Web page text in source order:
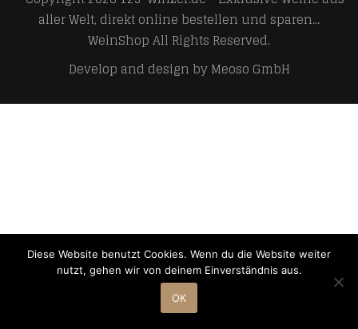
aller Welt, direkt online bestellen und sparen...
WeinShopAll Rights Reserved.
Develop and design byMeoso GmbH
Diese Website benutzt Cookies. Wenn du die Website weiter
nutzt, gehen wir von deinem Einverständnis aus.
OK